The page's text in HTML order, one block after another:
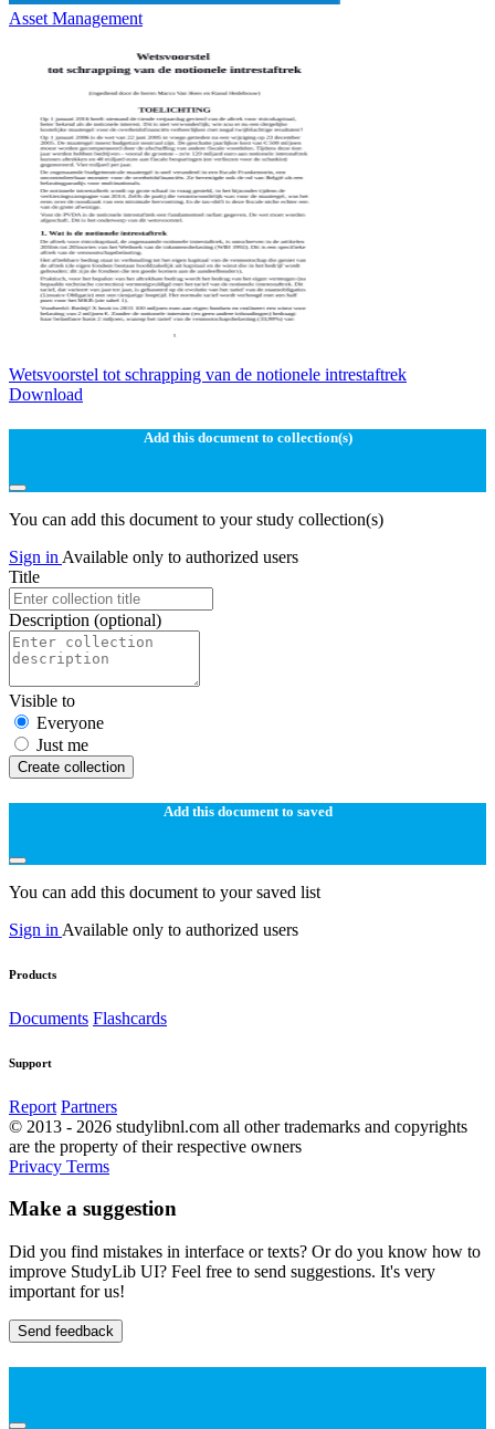
Asset Management
Wetsvoorstel tot schrapping van de notionele intrestaftrek
Download
Add this document to collection(s)
You can add this document to your study collection(s)
Sign in Available only to authorized users
Title
Description (optional)
Visible to
Everyone
Just me
Create collection
Add this document to saved
You can add this document to your saved list
Sign in Available only to authorized users
Products
Documents Flashcards
Support
Report Partners
© 2013 - 2026 studylibnl.com all other trademarks and copyrights
are the property of their respective owners
Privacy Terms
Make a suggestion
Did you find mistakes in interface or texts? Or do you know how to
improve StudyLib UI? Feel free to send suggestions. It's very
important for us!
Send feedback